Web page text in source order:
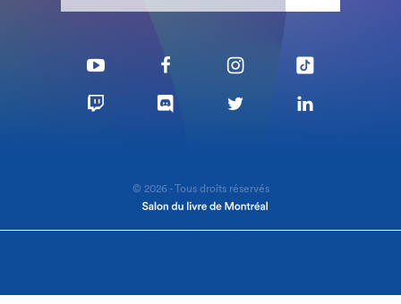
© 2026 - Tous droits réservés